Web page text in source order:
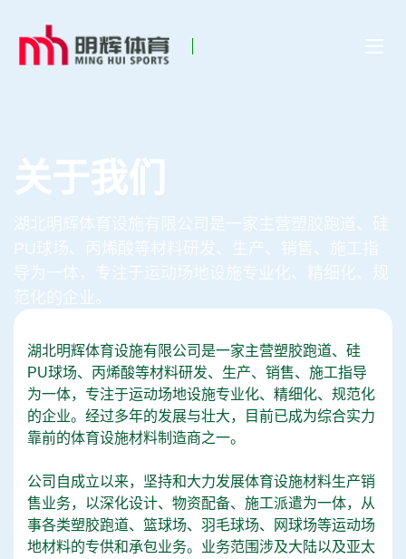
关于我们
湖北明辉体育设施有限公司是一家主营塑胶跑道、硅
PU球场、丙烯酸等材料研发、生产、销售、施工指
导为一体，专注于运动场地设施专业化、精细化、规
范化的企业。
湖北明辉体育设施有限公司是一家主营塑胶跑道、硅
PU球场、丙烯酸等材料研发、生产、销售、施工指导
为一体，专注于运动场地设施专业化、精细化、规范化
的企业。经过多年的发展与壮大，目前已成为综合实力
靠前的体育设施材料制造商之一。
公司自成立以来，坚持和大力发展体育设施材料生产销
售业务，以深化设计、物资配备、施工派遣为一体，从
事各类塑胶跑道、篮球场、羽毛球场、网球场等运动场
地材料的专供和承包业务。业务范围涉及大陆以及亚太